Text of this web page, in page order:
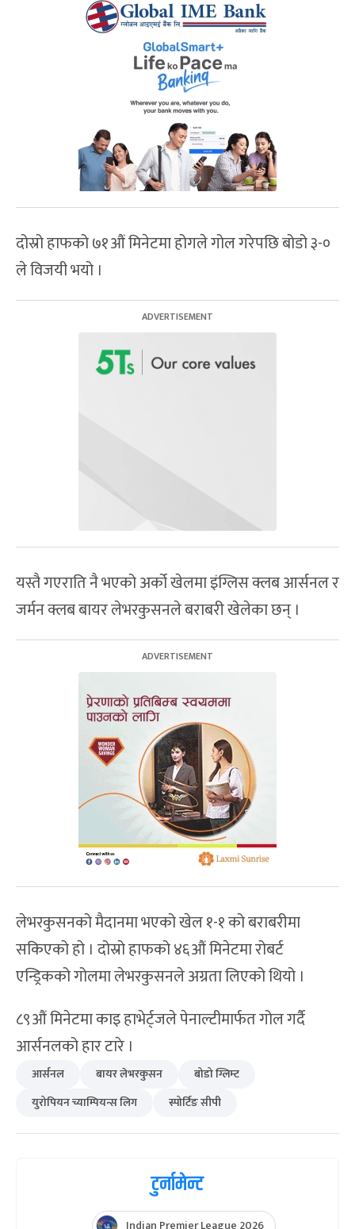
दोस्रो हाफको ७१औं मिनेटमा होगले गोल गरेपछि बोडो ३-०
ले विजयी भयो ।
यस्तै गएराति नै भएको अर्को खेलमा इंग्लिस क्लब आर्सनल र
जर्मन क्लब बायर लेभरकुसनले बराबरी खेलेका छन् ।
लेभरकुसनको मैदानमा भएको खेल १-१ को बराबरीमा
सकिएको हो । दोस्रो हाफको ४६औं मिनेटमा रोबर्ट
एन्ड्रिकको गोलमा लेभरकुसनले अग्रता लिएको थियो ।
८९औं मिनेटमा काइ हाभेर्ट्जले पेनाल्टीमार्फत गोल गर्दै
आर्सनलको हार टारे ।
आर्सनल बायर लेभरकुसन
बोडो ग्लिम्ट
युरोपियन च्याम्पियन्स लिग
स्पोर्टिङ सीपी
टुर्नामेन्ट
Indian Premier League 2026